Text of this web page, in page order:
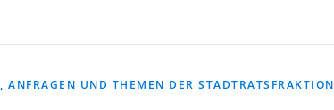
ANFRAGEN UND THEMEN DER STADTRATSFRAKTION